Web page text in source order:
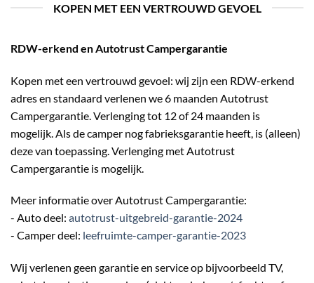
KOPEN MET EEN VERTROUWD GEVOEL
RDW-erkend en Autotrust Campergarantie
Kopen met een vertrouwd gevoel: wij zijn een RDW-erkend
adres en standaard verlenen we 6 maanden Autotrust
Campergarantie. Verlenging tot 12 of 24 maanden is
mogelijk. Als de camper nog fabrieksgarantie heeft, is (alleen)
deze van toepassing. Verlenging met Autotrust
Campergarantie is mogelijk.
Meer informatie over Autotrust Campergarantie:
- Auto deel: autotrust-uitgebreid-garantie-2024
- Camper deel: leefruimte-camper-garantie-2023
Wij verlenen geen garantie en service op bijvoorbeeld TV,